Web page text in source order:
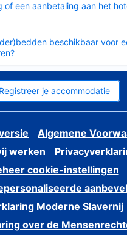
of een aanbetaling aan het
beschikbaar voor
Registreer je accommodatie
Algemene
werken
cookie-instellingen
Moderne Slavernij
over de